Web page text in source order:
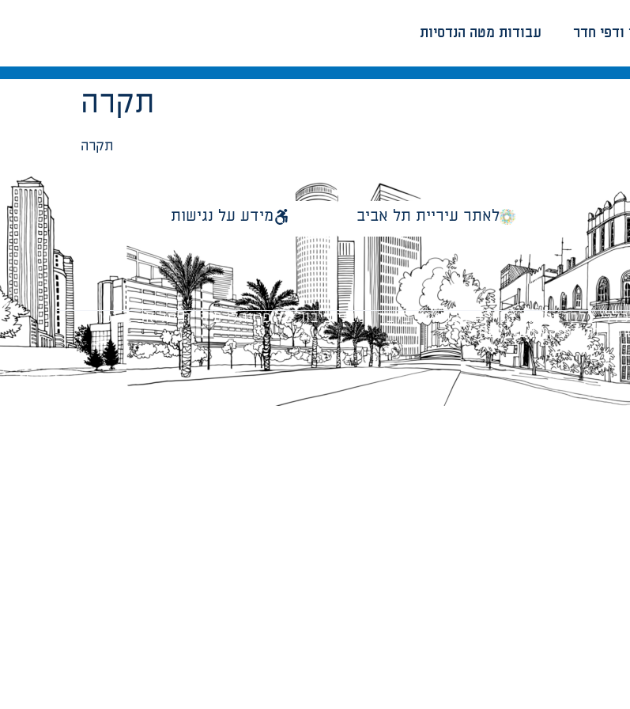
עבודות מטה הנדסיות ודפי חדר
תקרה
תקרה
לאתר עיריית תל אביב מידע על נגישות
בלבד ומאגד הנחיות תכנוניות בלבד למבני ציבור על פי נהלי עיריית תל אביב-יפו.
בתוקף מעת לעת.